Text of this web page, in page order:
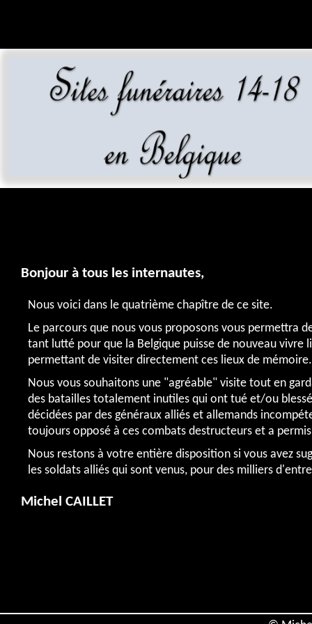
Bonjour à tous les internautes,
Nous voici dans le quatrième chapître de ce site.
Le parcours que nous vous proposons vous permettra
tant lutté pour que la Belgique puisse de nouveau
permettant de visiter directement ces lieux de mémoire.
Nous vous souhaitons une "agréable" visite tout en
des batailles totalement inutiles qui ont tué et/ou
décidées par des généraux alliés et allemands
toujours opposé à ces combats destructeurs et a
Nous restons à votre entière disposition si vous avez
les soldats alliés qui sont venus, pour des milliers
Michel CAILLET